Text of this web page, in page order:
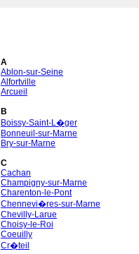
A
Ablon-sur-Seine
Alfortville
Arcueil
B
Boissy-Saint-L�ger
Bonneuil-sur-Marne
Bry-sur-Marne
C
Cachan
Champigny-sur-Marne
Charenton-le-Pont
Chennevi�res-sur-Marne
Chevilly-Larue
Choisy-le-Roi
Coeuilly
Cr�teil